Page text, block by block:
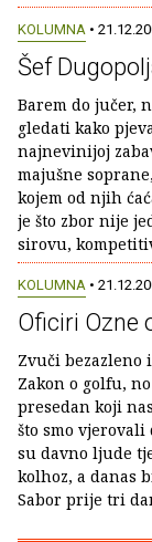
KOLUMNA •
Šef
Barem do jučer,
gledati kako
najnevinijoj
majušne
kojem od njih
je što zbor nije
sirovu,
KOLUMNA •
Oficiri Ozne
Zvuči bezazleno
Zakon o golfu,
presedan koji
što smo vjerovali
su davno ljude
kolhoz, a danas
Sabor prije tri